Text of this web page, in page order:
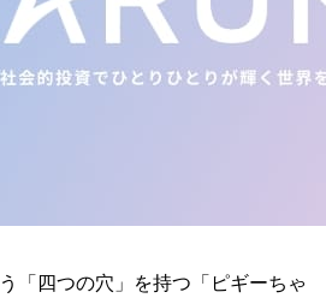
「四つの穴」を持つ「ピギーちゃ